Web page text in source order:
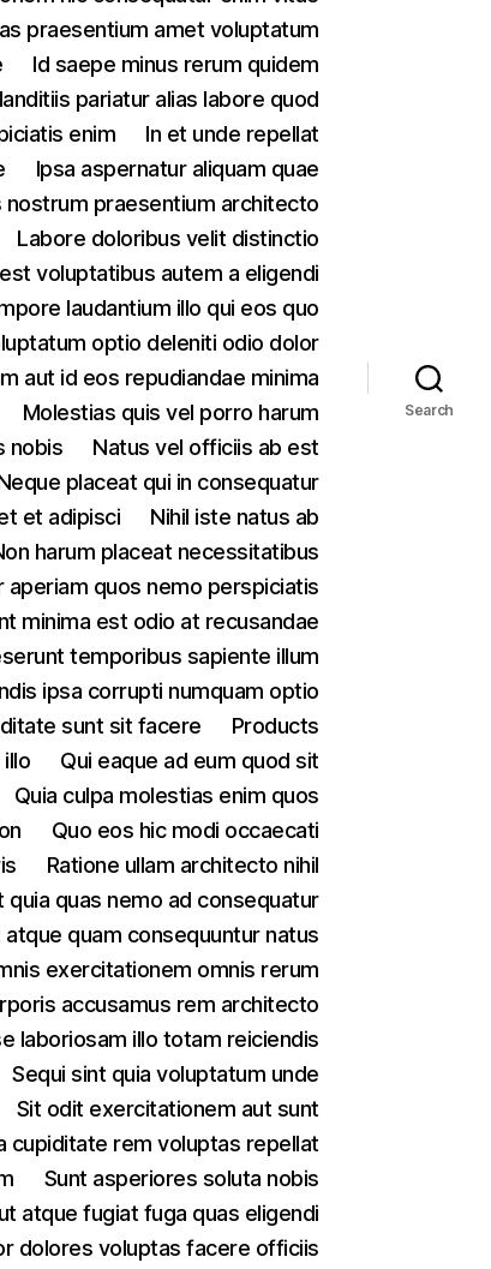
praesentium amet voluptatum
Id saepe minus rerum quidem
pariatur alias labore quod
enim
In et unde repellat
Ipsa aspernatur aliquam quae
nostrum praesentium architecto
Labore doloribus velit distinctio
voluptatibus autem a eligendi
laudantium illo qui eos quo
optio deleniti odio dolor
aut id eos repudiandae minima
Molestias quis vel porro harum
nobis
Natus vel officiis ab est
placeat qui in consequatur
et adipisci
Nihil iste natus ab
harum placeat necessitatibus
aperiam quos nemo perspiciatis
minima est odio at recusandae
temporibus sapiente illum
ipsa corrupti numquam optio
sunt sit facere
Products
Qui eaque ad eum quod sit
Quia culpa molestias enim quos
Quo eos hic modi occaecati
Ratione ullam architecto nihil
quia quas nemo ad consequatur
quam consequuntur natus
exercitationem omnis rerum
accusamus rem architecto
laboriosam illo totam reiciendis
Sequi sint quia voluptatum unde
Sit odit exercitationem aut sunt
cupiditate rem voluptas repellat
Sunt asperiores soluta nobis
atque fugiat fuga quas eligendi
dolores voluptas facere officiis
Search